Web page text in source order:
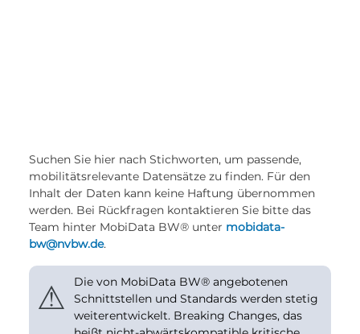
Suchen Sie hier nach Stichworten, um passende,
mobilitätsrelevante Datensätze zu finden. Für den
Inhalt der Daten kann keine Haftung übernommen
werden. Bei Rückfragen kontaktieren Sie bitte das
Team hinter MobiData BW® unter mobidata-
bw@nvbw.de.
⚠
Die von MobiData BW® angebotenen
Schnittstellen und Standards werden stetig
weiterentwickelt. Breaking Changes, das